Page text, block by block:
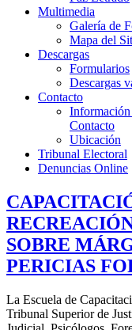
Multimedia
Galería de
Mapa del
Descargas
Formularios
Descargas
Contacto
Información
Contacto
Ubicación
Tribunal Electoral
Denuncias Online
SOBRE
PERICIAS
La Escuela de
Tribunal Superior de